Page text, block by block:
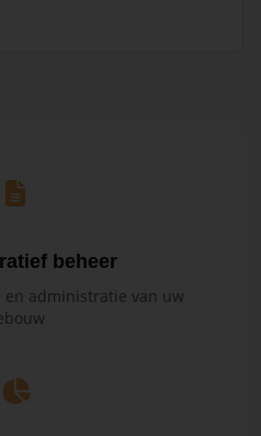
beheer
en administratie van uw